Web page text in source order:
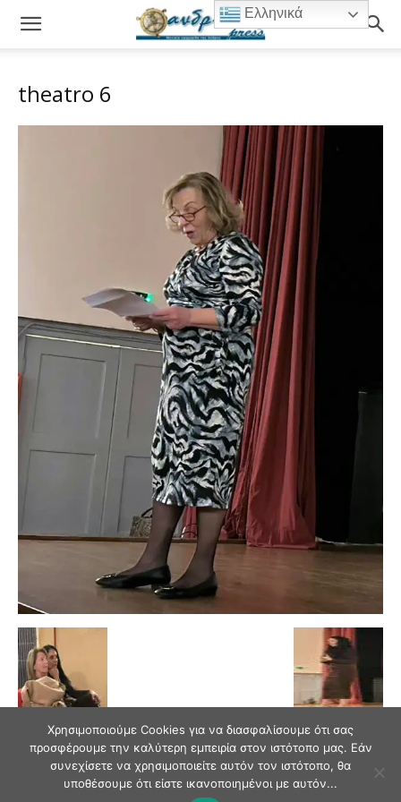
theatro 6
Ελληνικά
Χρησιμοποιούμε Cookies για να διασφαλίσουμε ότι σας
προσφέρουμε την καλύτερη εμπειρία στον ιστότοπο μας. Εάν
συνεχίσετε να χρησιμοποιείτε αυτόν τον ιστότοπο, θα
υποθέσουμε ότι είστε ικανοποιημένοι με αυτόν...